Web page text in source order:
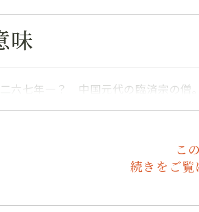
味
六七年―？ 中国元代の臨済宗の僧
こ
続きをご